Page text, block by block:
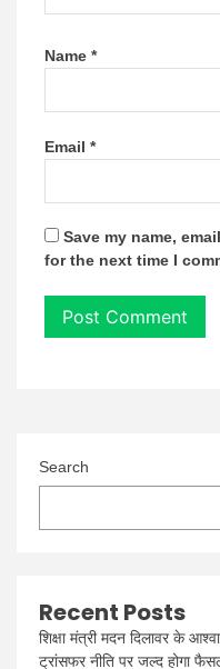
Name *
Email *
Save my name,
for the next time I
Search
Recent Posts
शिक्षा मंत्री मदन दिलावर के
ट्रांसफर नीति पर जल्द होगा